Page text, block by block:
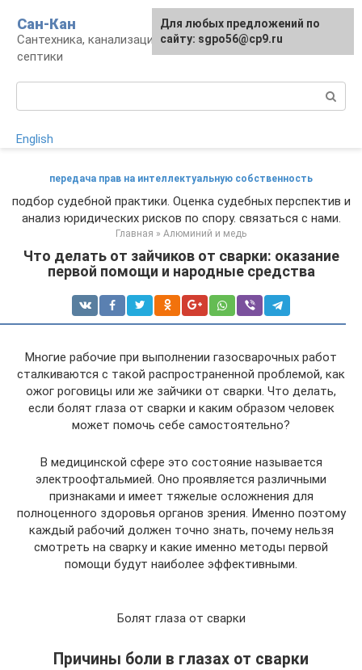
контенту
Сан-Кан
Сантехника, канализация, водопровод,
септики
English
передача прав на интеллектуальную собственность
подбор судебной практики. Оценка судебных перспектив и
анализ юридических рисков по спору. связаться с нами.
Главная » Алюминий и медь
Что делать от зайчиков от сварки: оказание
первой помощи и народные средства
Многие рабочие при выполнении газосварочных работ
сталкиваются с такой распространенной проблемой, как
ожог роговицы или же зайчики от сварки. Что делать,
если болят глаза от сварки и каким образом человек
может помочь себе самостоятельно?
В медицинской сфере это состояние называется
электроофтальмией. Оно проявляется различными
признаками и имеет тяжелые осложнения для
полноценного здоровья органов зрения. Именно поэтому
каждый рабочий должен точно знать, почему нельзя
смотреть на сварку и какие именно методы первой
помощи будут наиболее эффективными.
Болят глаза от сварки
Причины боли в глазах от сварки
Для любых предложений по
сайту: sgpo56@cp9.ru